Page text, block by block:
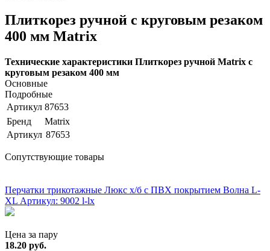
Плиткорез ручной с круговым резаком
400 мм Matrix
Технические характеристики Плиткорез ручной Matrix с
круговым резаком 400 мм
Основные
Подробные
Артикул 87653
Бренд
Matrix
Артикул 87653
Сопутствующие товары
Перчатки трикотажные Люкс х/б с ПВХ покрытием Волна L-
XL Артикул: 9002 l-lx
Цена за пару
18.20 руб.